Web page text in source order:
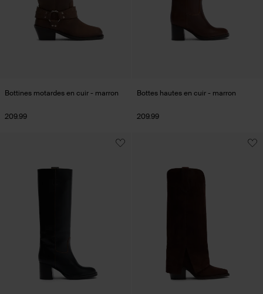
Bottines motardes en cuir - marron
209.99
Bottes hautes en cuir - marron
209.99